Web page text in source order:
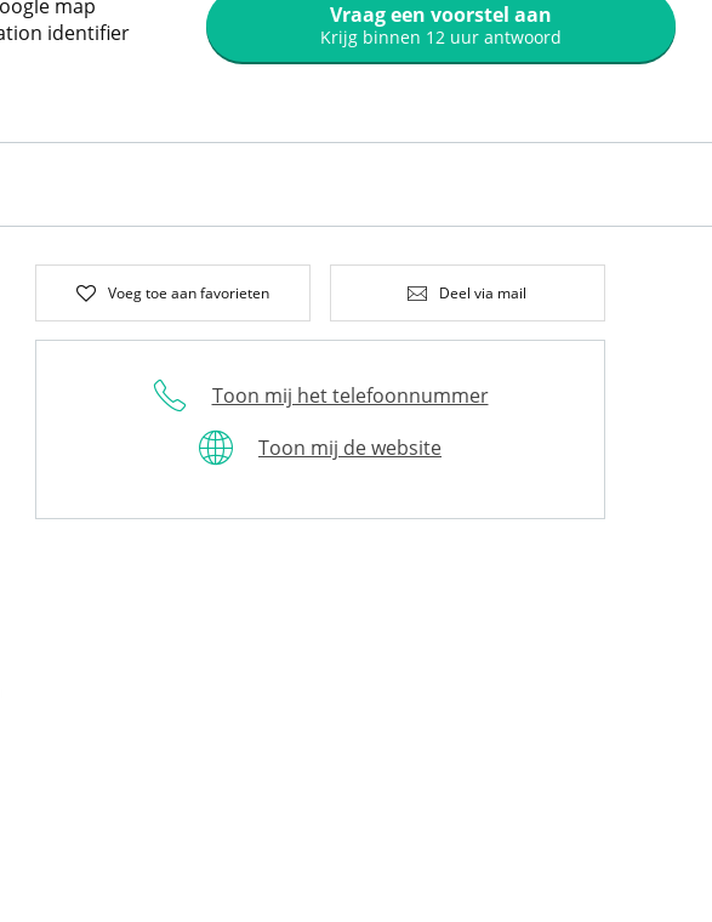
Vraag een voorstel aan
Krijg binnen 12 uur antwoord
Voeg toe aan favorieten Deel via mail
Toon mij het telefoonnummer
Toon mij de website